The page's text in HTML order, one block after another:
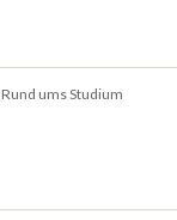
Rund ums Studium